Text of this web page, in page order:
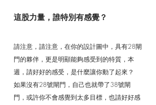
這股力量，誰特別有感覺？
請注意，請注意，在你的設計圖中，具有28閘
門的夥伴，更是明顯能夠感受到的特質，本
週，請好好的感受，是什麼讓你動了起來？
如果沒有28號閘門，自己也就帶了38號閘
門，或許你不會感覺到太多目標，也請好好感